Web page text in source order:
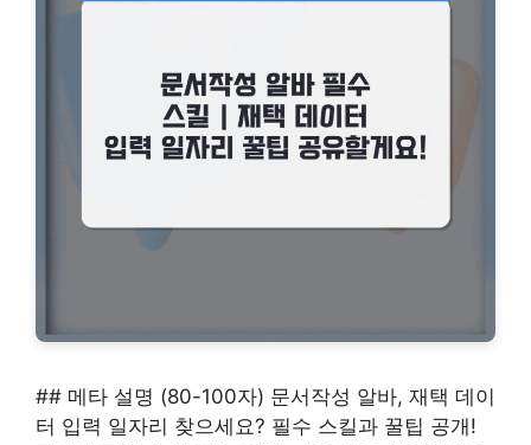
## 메타 설명 (80-100자) 문서작성 알바, 재택 데이
터 입력 일자리 찾으세요? 필수 스킬과 꿀팁 공개!